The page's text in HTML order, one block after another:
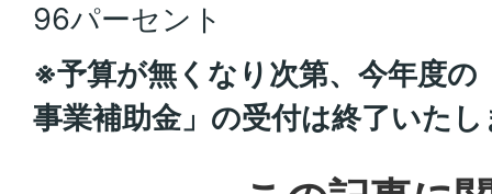
96パーセント
※予算が無くなり次第、今年度の
事業補助金」の受付は終了いた